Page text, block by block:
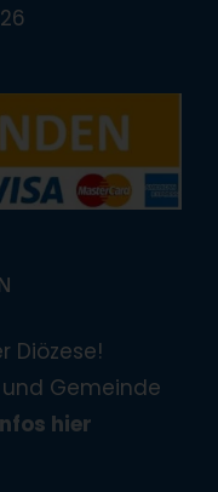
Diözese!
Gemeinde
hier